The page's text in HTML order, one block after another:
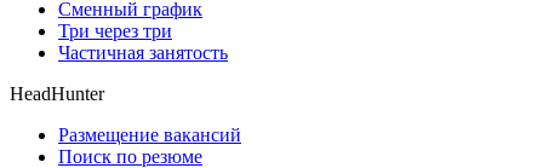
Сменный график
Три через три
Частичная занятость
HeadHunter
Размещение вакансий
Поиск по резюме